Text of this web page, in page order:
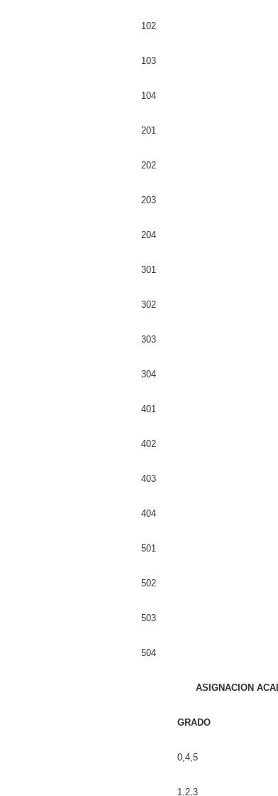
102
103
104
201
202
203
204
301
302
303
304
401
402
403
404
501
502
503
504
ASIGNACION
GRADO
0,4,5
1,2,3